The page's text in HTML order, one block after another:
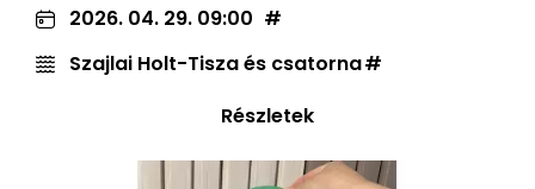
2026. 04. 29. 09:00
Szajlai Holt-Tisza és csatorna
Részletek